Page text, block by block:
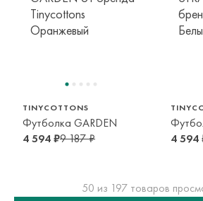
TINYCOTTONS
Футболка GARDEN
4 594 ₽9 187 ₽
4 594
50 из 197 товаров